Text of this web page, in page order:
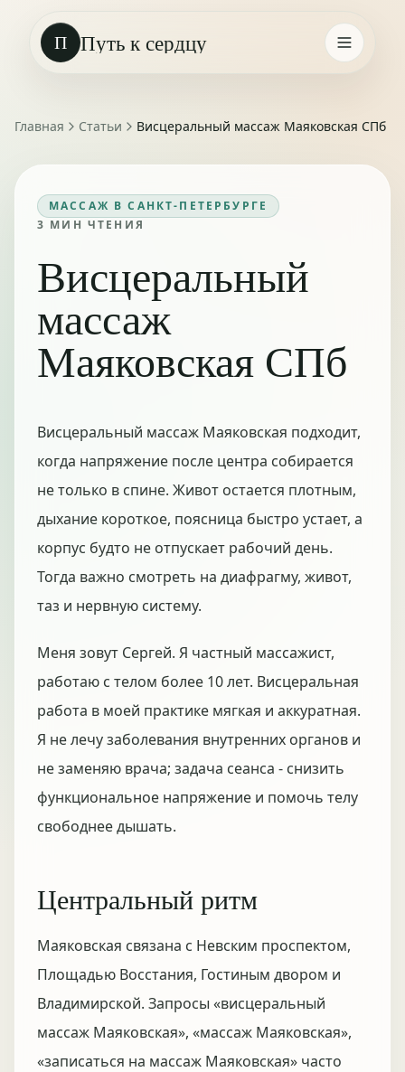
П Путь к сердцу
Главная Статьи Висцеральный массаж Маяковская СПб
МАССАЖ В САНКТ-ПЕТЕРБУРГЕ
3 МИН ЧТЕНИЯ
Висцеральный
массаж
Маяковская СПб
Висцеральный массаж Маяковская подходит,
когда напряжение после центра собирается
не только в спине. Живот остается плотным,
дыхание короткое, поясница быстро устает, а
корпус будто не отпускает рабочий день.
Тогда важно смотреть на диафрагму, живот,
таз и нервную систему.
Меня зовут Сергей. Я частный массажист,
работаю с телом более 10 лет. Висцеральная
работа в моей практике мягкая и аккуратная.
Я не лечу заболевания внутренних органов и
не заменяю врача; задача сеанса - снизить
функциональное напряжение и помочь телу
свободнее дышать.
Центральный ритм
Маяковская связана с Невским проспектом,
Площадью Восстания, Гостиным двором и
Владимирской. Запросы «висцеральный
массаж Маяковская», «массаж Маяковская»,
«записаться на массаж Маяковская» часто